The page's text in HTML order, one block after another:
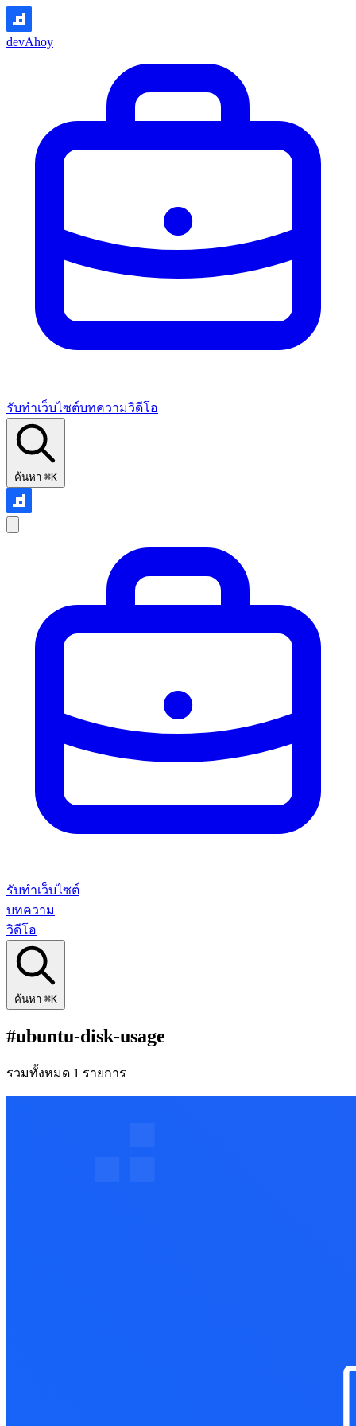
devAhoy
รับทำเว็บไซต์บทความวิดีโอ
ค้นหา ⌘K
รับทำเว็บไซต์
บทความ
วิดีโอ
ค้นหา ⌘K
#ubuntu-disk-usage
รวมทั้งหมด 1 รายการ